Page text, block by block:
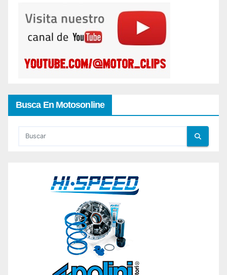
Busca En Motosonline